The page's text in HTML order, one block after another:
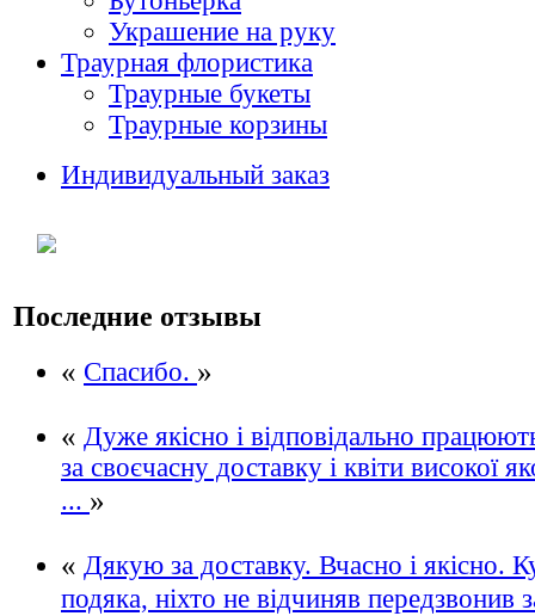
Украшение на руку
Траурная флористика
Траурные букеты
Траурные корзины
Индивидуальный заказ
Последние отзывы
« Спасибо. »
« Дуже якісно і відповідально
за своєчасну доставку і квіти високої
... »
« Дякую за доставку. Вчасно і якісно.
подяка, ніхто не відчиняв передзвонив